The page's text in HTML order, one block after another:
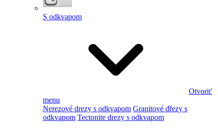
S odkvapom
Otvoriť
menu
Nerezové drezy s odkvapom Granitové dřezy s
odkvapom Tectonite drezy s odkvapom